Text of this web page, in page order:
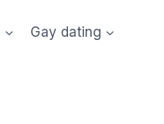
Gay dating